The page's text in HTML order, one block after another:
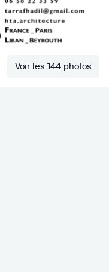
Voir les 144 photos